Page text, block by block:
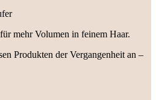
mehr Volumen in feinem Haar.
Produkten der Vergangenheit an –